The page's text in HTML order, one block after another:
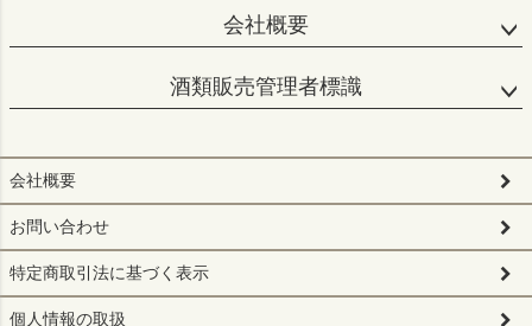
会社概要
酒類販売管理者標識
会社概要
お問い合わせ
特定商取引法に基づく表示
個人情報の取扱